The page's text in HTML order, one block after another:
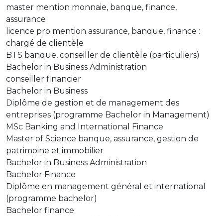
master mention monnaie, banque, finance,
assurance
licence pro mention assurance, banque, finance :
chargé de clientèle
BTS banque, conseiller de clientèle (particuliers)
Bachelor in Business Administration
conseiller financier
Bachelor in Business
Diplôme de gestion et de management des
entreprises (programme Bachelor in Management)
MSc Banking and International Finance
Master of Science banque, assurance, gestion de
patrimoine et immobilier
Bachelor in Business Administration
Bachelor Finance
Diplôme en management général et international
(programme bachelor)
Bachelor finance